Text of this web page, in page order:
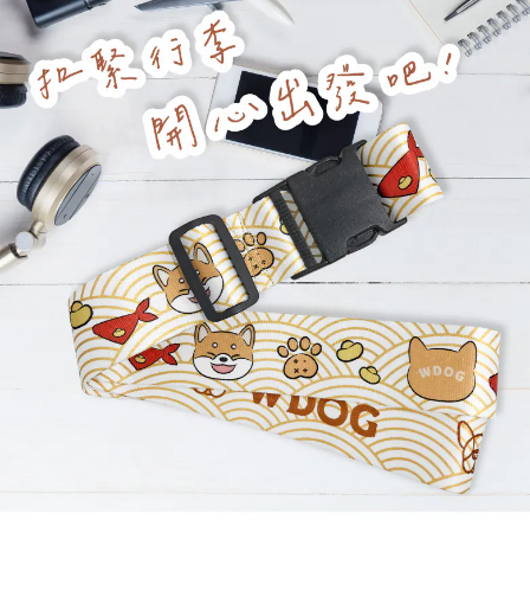
５．嚴禁一人註冊多個帳號或使用他人資訊註冊。若發現惡意使用之情形，
恩沛科技股份有限公司將有權停止該用戶之使用額度並採取法律行動。